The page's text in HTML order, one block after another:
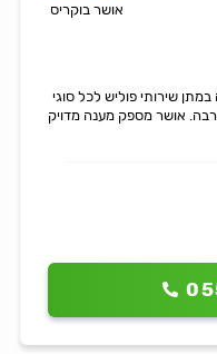
אושר בוקריס
שירותי פוליש לכל סוגי
רבה. אושר מספק מענה מדויק